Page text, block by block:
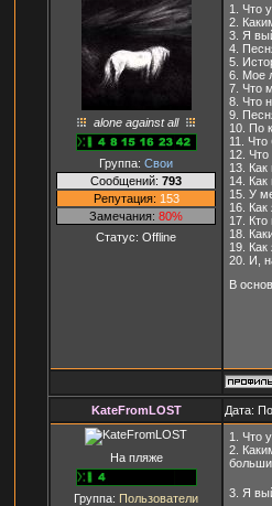
alone against all
Группа: Свои
Сообщений: 793
Репутация: 153
Замечания: 80%
Статус: Offline
1. Что
2.
3. Я
4.
5.
6. Мое
7. Что
8. Что
9.
10. По
11.
12.
13.
14.
15. У
16.
17.
18.
19.
20. И,
В
KateFromLOST Дата:
На пляже
Группа: Пользователи
1. Что
2.
3. Я